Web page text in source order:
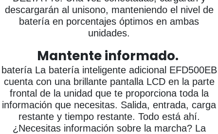
descargarán al unisono, manteniendo el nivel de
batería en porcentajes óptimos en ambas
unidades.
Mantente informado.
batería La batería inteligente adicional EFD500EB
cuenta con una brillante pantalla LCD en la parte
frontal de la unidad que te proporciona toda la
información que necesitas. Salida, entrada, carga
restante y tiempo restante. Todo está ahí.
¿Necesitas información sobre la marcha? La